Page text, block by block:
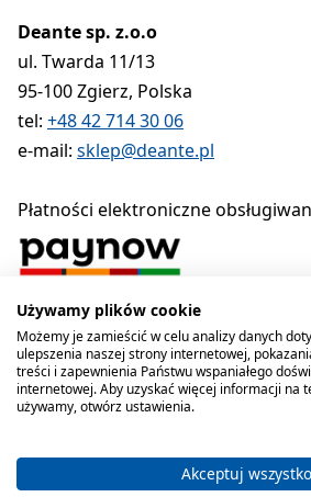
Deante sp. z.o.o
ul. Twarda 11/13
95-100 Zgierz, Polska
tel: +48 42 714 30 06
e-mail: sklep@deante.pl
Płatności elektroniczne
Deante sp. z o.o. 1990-2026
Polityka prywatności Regulamin
Używamy plików cookie
Możemy je zamieścić w celu analizy danych
ulepszenia naszej strony internetowej,
treści i zapewnienia Państwu wspaniałego
internetowej. Aby uzyskać więcej informacji na
używamy, otwórz ustawienia.
Akceptuj wszystko